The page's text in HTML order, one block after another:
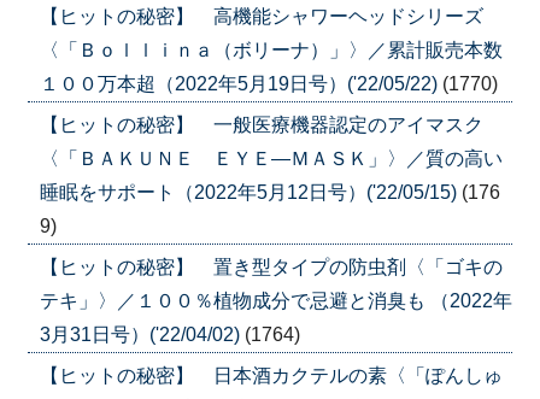
【ヒットの秘密】 高機能シャワーヘッドシリーズ
〈「Ｂｏｌｌｉｎａ（ボリーナ）」〉／累計販売本数
１００万本超（2022年5月19日号）('22/05/22) (1770)
【ヒットの秘密】 一般医療機器認定のアイマスク
〈「ＢＡＫＵＮＥ ＥＹＥ―ＭＡＳＫ」〉／質の高い
睡眠をサポート（2022年5月12日号）('22/05/15) (176
9)
【ヒットの秘密】 置き型タイプの防虫剤〈「ゴキの
テキ」〉／１００％植物成分で忌避と消臭も （2022年
3月31日号）('22/04/02) (1764)
【ヒットの秘密】 日本酒カクテルの素〈「ぽんしゅ